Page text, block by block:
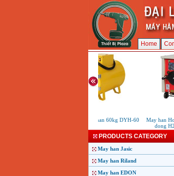
Home
May say que han 60kg DYH-60
May han
dong
PRODUCTS CATEGORY
May han Jasic
May han Riland
May han EDON